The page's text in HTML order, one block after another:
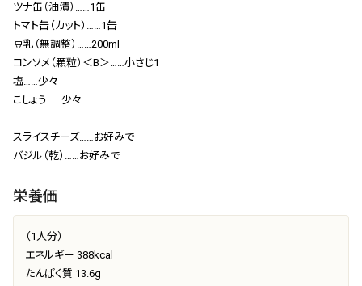
ツナ缶（油漬）……1缶
トマト缶（カット）……1缶
豆乳（無調整）……200ml
コンソメ（顆粒）＜B＞……小さじ1
塩……少々
こしょう……少々
スライスチーズ……お好みで
バジル（乾）……お好みで
栄養価
（1人分）
エネルギー 388kcal
たんぱく質 13.6g